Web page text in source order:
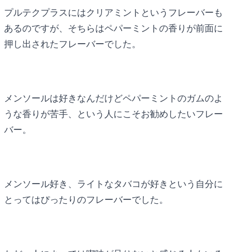
プルテクプラスにはクリアミントというフレーバーも
あるのですが、そちらはペパーミントの香りが前面に
押し出されたフレーバーでした。
メンソールは好きなんだけどペパーミントのガムのよ
うな香りが苦手、という人にこそお勧めしたいフレー
バー。
メンソール好き、ライトなタバコが好きという自分に
とってはぴったりのフレーバーでした。